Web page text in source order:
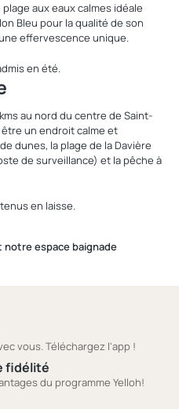
aux eaux calmes idéale
Bleu pour la qualité de son
effervescence unique.
en été.
au nord du centre de Saint-
un endroit calme et
dunes, la plage de la Davière
de surveillance) et la pêche à
en laisse.
notre espace baignade
vous. Téléchargez l'app !
fidélité
du programme Yelloh!